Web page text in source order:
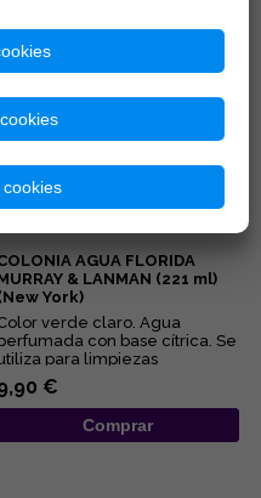
AGUA FLORIDA
& LANMAN (221 ml)
York)
verde claro. Agua
con base cítrica. Se
para limpiezas
energéticas....
€
Comprar